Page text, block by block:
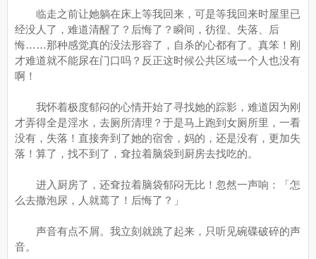
临走之前让她躺在床上等我回来，可是等我回来时屋里已
经没人了，难道清醒了？后悔了？瞬间，彷徨、失落、后
悔……那种感觉真的没法形容了，自杀的心都有了。真笨！刚
才难道就不能尿在门口吗？反正这时候公共区域一个人也没有
啊！
我怀着极度郁闷的心情开始了寻找她的踪影，难道因为刚
才弄得全是淫水，去厕所清理？于是马上跑到女厕所里，一看
没有，失落！直接奔到了她的宿舍，妈的，还是没有，更加失
落！算了，找不到了，耷拉着脑袋到厨房去找吃的。
进入厨房了，还耷拉着脑袋郁闷无比！忽然一声响：「怎
么去撒泡尿，人就蔫了！后悔了？」
声音有点不屑。我立刻就跳了起来，只听见碗碟破碎的声
音。